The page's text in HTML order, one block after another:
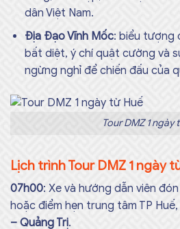
dân Việt Nam.
Địa Đạo Vĩnh Mốc: biểu tượng
bất diệt, ý chí quật cường và
ngừng nghỉ để chiến đấu của
Tour DMZ 1 ngày
Lịch trình Tour DMZ 1 ngày
07h00: Xe và hướng dẫn viên
hoặc điểm hẹn trung tâm TP
– Quảng Trị.